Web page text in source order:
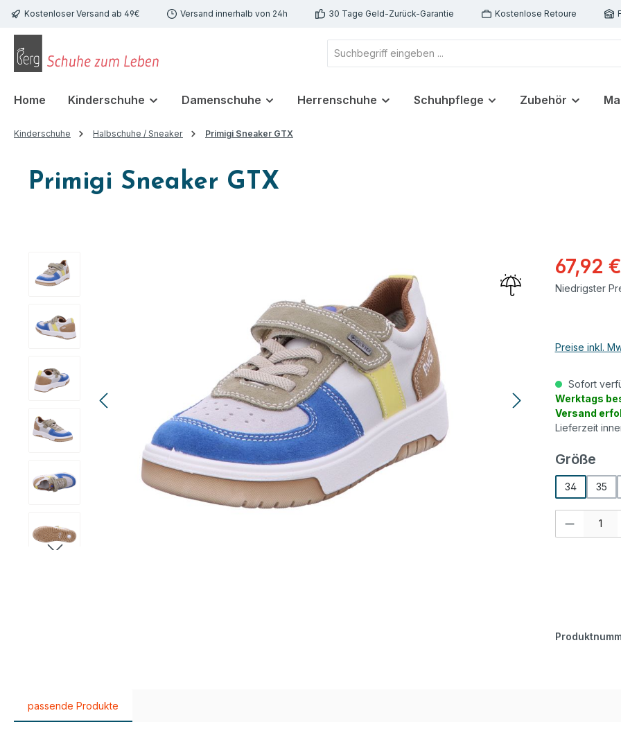
Hauptinhalt springen
Zur Suche springen
Zur Hauptnavigation springen
Kostenloser Versand ab 49€ Versand innerhalb von 24h 30 Tage Geld-Zurück-Garantie Kostenlose Retoure
Home Kinderschuhe Damenschuhe Herrenschuhe Schuhpflege Zubehör
Kinderschuhe Halbschuhe / Sneaker Primigi Sneaker GTX
Primigi Sneaker GTX
Bildergalerie überspringen 67,92 €
Niedrigster
Preise inkl.
Sofort
Werktags
Versand
Lieferzeit
Größe
34 35
passende Produkte